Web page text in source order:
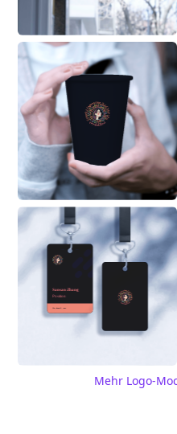
Alaskanoil.com
Sansan Zhang
Position
Mehr Logo-